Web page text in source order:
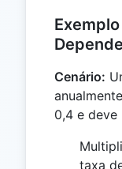
Cenário:
0,4 e
taxa